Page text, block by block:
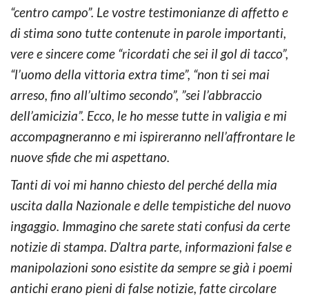
“centro campo”. Le vostre testimonianze di affetto e
di stima sono tutte contenute in parole importanti,
vere e sincere come “ricordati che sei il gol di tacco”,
“l’uomo della vittoria extra time”, “non ti sei mai
arreso, fino all’ultimo secondo”, ”sei l’abbraccio
dell’amicizia”. Ecco, le ho messe tutte in valigia e mi
accompagneranno e mi ispireranno nell’affrontare le
nuove sfide che mi aspettano.
Tanti di voi mi hanno chiesto del perché della mia
uscita dalla Nazionale e delle tempistiche del nuovo
ingaggio. Immagino che sarete stati confusi da certe
notizie di stampa. D’altra parte, informazioni false e
manipolazioni sono esistite da sempre se già i poemi
antichi erano pieni di false notizie, fatte circolare